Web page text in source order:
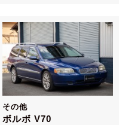
その他
ボルボ V70